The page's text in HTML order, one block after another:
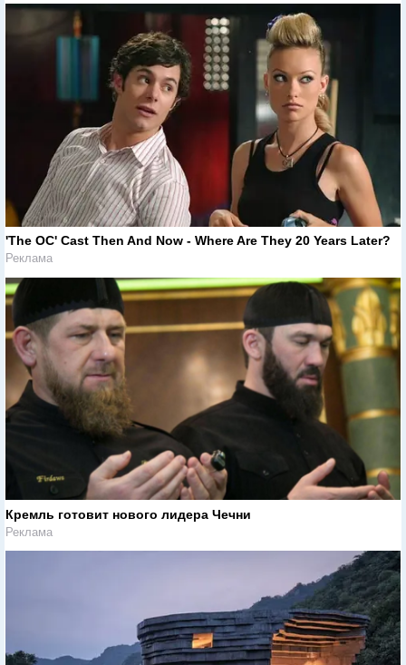
'The OC' Cast Then And Now - Where Are They 20 Years Later?
Реклама
Кремль готовит нового лидера Чечни
Реклама